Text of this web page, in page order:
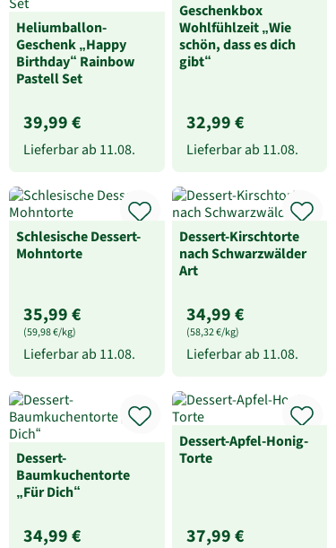
Heliumballon-
Geschenk „Happy
Birthday“ Rainbow
Pastell Set
39,99 €
Lieferbar ab 11.08.
Geschenkbox
Wohlfühlzeit „Wie
schön, dass es dich
gibt“
32,99 €
Lieferbar ab 11.08.
Schlesische Dessert-
Mohntorte
35,99 €
(59,98 €/kg)
Lieferbar ab 11.08.
Dessert-Kirschtorte
nach Schwarzwälder
Art
34,99 €
(58,32 €/kg)
Lieferbar ab 11.08.
Dessert-
Baumkuchentorte
„Für Dich“
34,99 €
Dessert-Apfel-Honig-
Torte
37,99 €